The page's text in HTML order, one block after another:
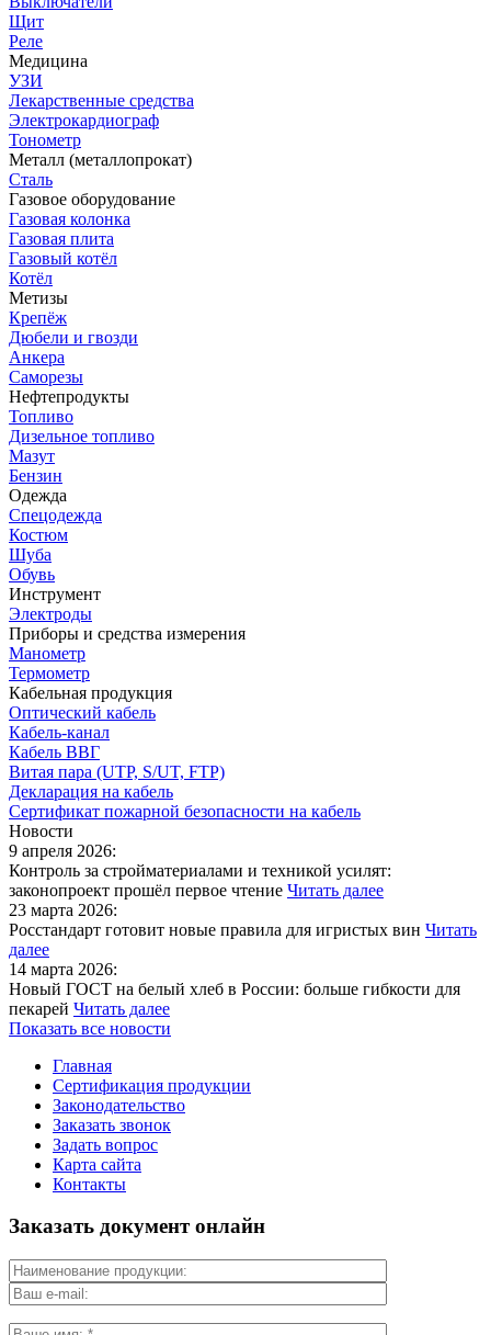
Щит
Реле
Медицина
УЗИ
Лекарственные средства
Электрокардиограф
Тонометр
Металл (металлопрокат)
Сталь
Газовое оборудование
Газовая колонка
Газовая плита
Газовый котёл
Котёл
Метизы
Крепёж
Дюбели и гвозди
Анкера
Саморезы
Нефтепродукты
Топливо
Дизельное топливо
Мазут
Бензин
Одежда
Спецодежда
Костюм
Шуба
Обувь
Инструмент
Электроды
Приборы и средства измерения
Манометр
Термометр
Кабельная продукция
Оптический кабель
Кабель-канал
Кабель ВВГ
Витая пара (UTP, S/UT, FTP)
Декларация на кабель
Сертификат пожарной безопасности на кабель
Новости
9 апреля 2026:
Контроль за стройматериалами и техникой усилят:
законопроект прошёл первое чтение Читать далее
23 марта 2026:
Росстандарт готовит новые правила для игристых вин Читать
далее
14 марта 2026:
Новый ГОСТ на белый хлеб в России: больше гибкости для
пекарей Читать далее
Показать все новости
Главная
Сертификация продукции
Законодательство
Заказать звонок
Задать вопрос
Карта сайта
Контакты
Заказать документ онлайн